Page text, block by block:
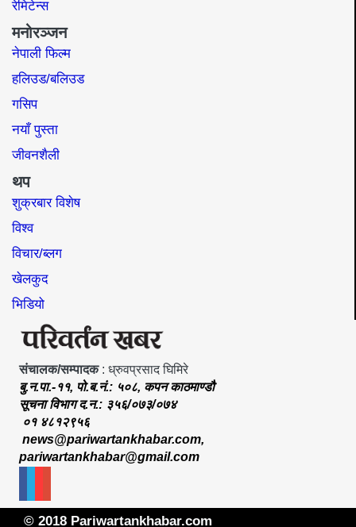
रेमिटेन्स
मनोरञ्जन
नेपाली फिल्म
हलिउड/बलिउड
गसिप
नयाँ पुस्ता
जीवनशैली
थप
शुक्रबार विशेष
विश्व
विचार/ब्लग
खेलकुद
भिडियो
संचालक/सम्पादक: ध्रुवप्रसाद घिमिरे
बु.न.पा.-११, पो.ब.नं.: ५०८, कपन काठमाण्डौ
सूचना विभाग द.न.: ३५६/०७३/०७४
०१ ४८१२९५६
news@pariwartankhabar.com,
pariwartankhabar@gmail.com
© 2018 Pariwartankhabar.com